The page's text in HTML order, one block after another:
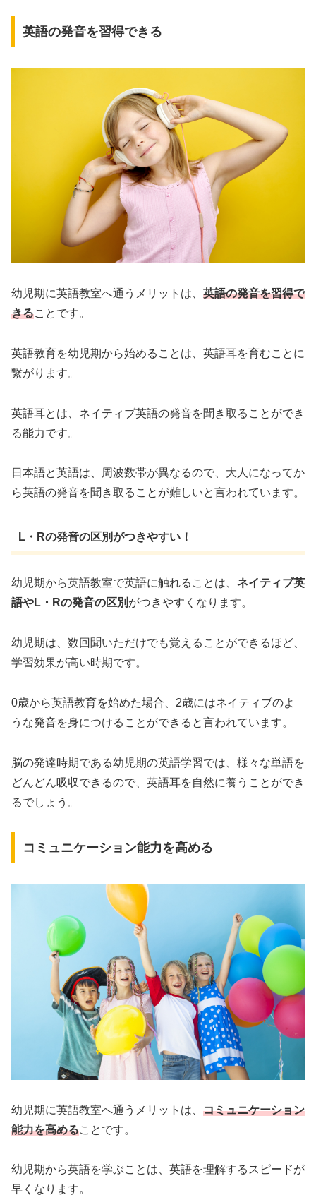
英語の発音を習得できる
幼児期に英語教室へ通うメリットは、 英語の発音を習得で
きることです。
英語教育を幼児期から始めることは、英語耳を育むことに
繋がります。
英語耳とは、ネイティブ英語の発音を聞き取ることができ
る能力です。
日本語と英語は、周波数帯が異なるので、大人になってか
ら英語の発音を聞き取ることが難しいと言われています。
L・Rの発音の区別がつきやすい！
幼児期から英語教室で英語に触れることは、 ネイティブ英
語やL・Rの発音の区別 がつきやすくなります。
幼児期は、数回聞いただけでも覚えることができるほど、
学習効果が高い時期です。
0歳から英語教育を始めた場合、2歳にはネイティブのよ
うな発音を身につけることができると言われています。
脳の発達時期である幼児期の英語学習では、様々な単語を
どんどん吸収できるので、英語耳を自然に養うことができ
るでしょう。
コミュニケーション能力を高める
幼児期に英語教室へ通うメリットは、 コミュニケーション
能力を高めることです。
幼児期から英語を学ぶことは、英語を理解するスピードが
早くなります。